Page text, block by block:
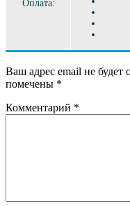
Оплата:
Ваш адрес email не будет
помечены *
Комментарий *